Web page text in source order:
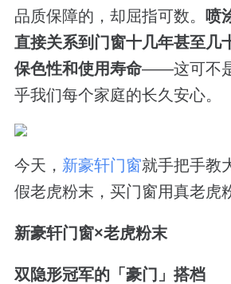
品质保障的，却屈指可数。 喷
直接关系到门窗十几年甚至几
保色性和使用寿命——这可不
乎我们每个家庭的长久安心。
今天， 新豪轩门窗就手把手教
假老虎粉末，买门窗用真老虎
新豪轩门窗×老虎粉末
双隐形冠军的「豪门」搭档